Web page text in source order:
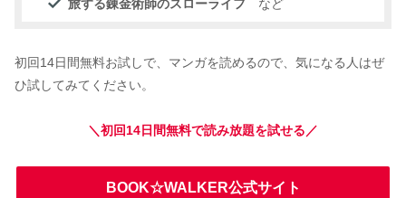
旅する錬金術師のスローライフ など
初回14日間無料お試しで、マンガを読めるので、気になる人はぜ
ひ試してみてください。
＼初回14日間無料で読み放題を試せる／
BOOK☆WALKER公式サイト